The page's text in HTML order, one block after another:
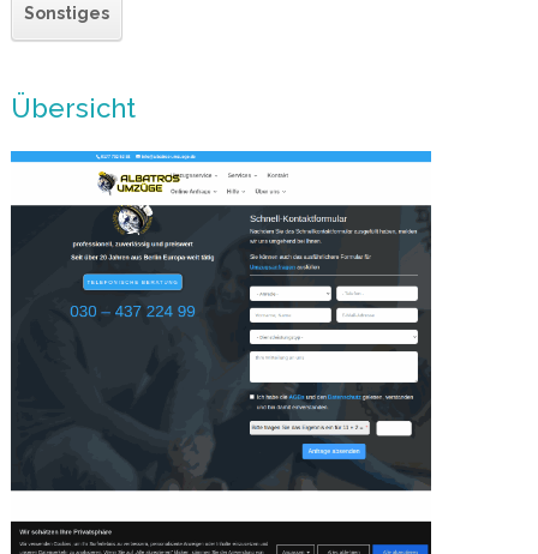
Sonstiges
Übersicht